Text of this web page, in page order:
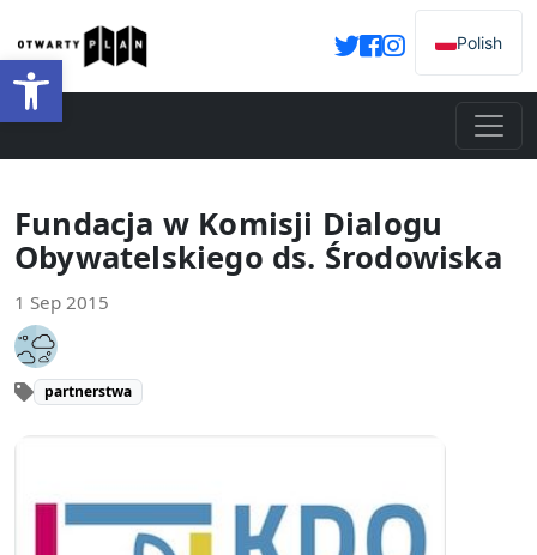
Open toolbar
Polish
Fundacja w Komisji Dialogu
Obywatelskiego ds. Środowiska
1 Sep 2015
partnerstwa